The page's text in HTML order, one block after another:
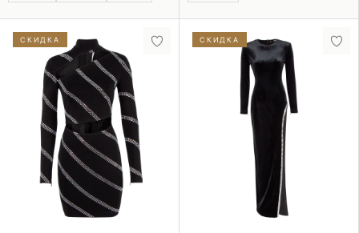
СКИДКА СКИДКА